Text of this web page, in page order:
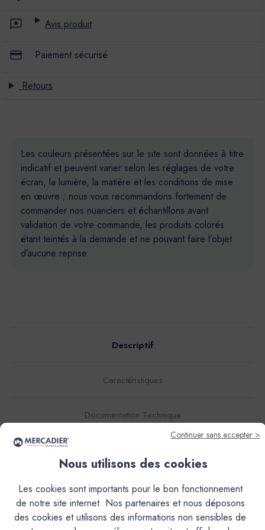
Avis produit
Paiement sécurisé
Retours
Les couleurs présentées sur le site sont données à titre
indicatif et peuvent varier selon les réglages de votre
écran, la lumière, la matière et les conditions de mise
en œuvre ; nous vous recommandons fortement de
commander nos nuanciers et échantillons avant
validation de votre commande, les produits colorés
étant teintés à la demande et ne pouvant faire l’objet
d’aucune reprise.
Descriptif
Caractéristiques
Documentation Technique
finition, teinté dans la masse, à grain très fin.Il s'obtient par
le mélange d'une poudre et d'une résine liquide. Ses
qualités d'accroche exceptionnelles, sans primaire, sur la
Continuer sans accepter >
Nous utilisons des cookies
Les cookies sont importants pour le bon fonctionnement
de notre site internet. Nos partenaires et nous déposons
des cookies et utilisons des informations non sensibles de